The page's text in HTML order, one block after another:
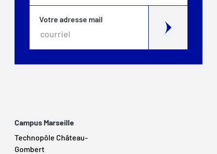
Votre adresse mail
Campus Marseille
Technopôle Château-
Gombert